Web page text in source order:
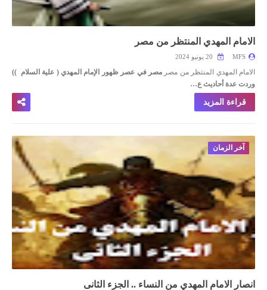
الامام المهدي المنتظر من مصر
MFS
الامام المهدي المنتظر من مصر مصر في عصر ظهور الإمام المهدي ( علية السلام ))
وردت عدة أحاديث ع…
قراءة المزيد
آخر الزمان
انصار الامام المهدي من النساء .. الجزء الثانى